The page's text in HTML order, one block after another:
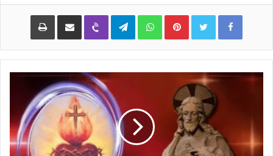
Pinterest
WhatsApp
Telegram
Viber مشاركة عبر البريد طباعة